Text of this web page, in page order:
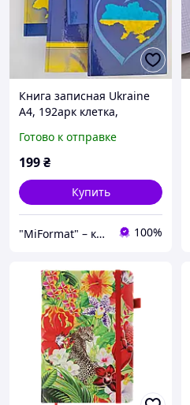
Книга записная Ukraine
А4, 192арк клетка,
Книга учета
Готово к отправке
199₴
Купить
"MiFormat" – канцелярия для офиса и школы, упаковочные материалы! 100%